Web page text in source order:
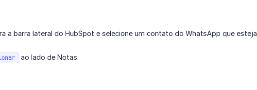
a barra lateral do HubSpot e selecione um contato do WhatsApp que
ao lado de Notas.